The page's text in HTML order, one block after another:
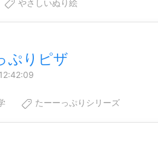
やさしいぬり絵
ぷりピザ
たーーっぷりシリーズ